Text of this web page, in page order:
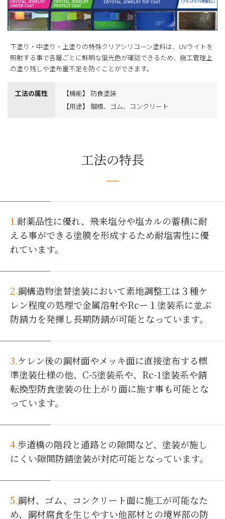
下塗り・中塗り・上塗りの特殊クリアシリコーン塗料は、UVライトを
照射する事で各層ごとに鮮明な蛍光色が確認できるため、施工管理上
の塗り残しや塗布量不足を防ぐことができます。
工法の属性
【機能】 防食塗装
【用途】 鋼橋、ゴム、コンクリート
工法の特長
1.耐薬品性に優れ、飛来塩分や塩カルの蓄積に耐
える事ができる塗膜を形成するため耐塩害性に優
れています。
2.鋼構造物塗替塗装において素地調整工は３種ケ
レン程度の処理で金属溶射やRcー１塗装系に並ぶ
防錆力を発揮し長期防錆が可能となっています。
3.ケレン後の鋼材面やメッキ面に直接塗布する標
準塗装仕様の他、C-5塗装系や、Rc-1塗装系や錆
転換型防食塗装の仕上がり面に施す事も可能とな
っています。
4.歩道橋の階段と通路との隙間など、塗装が施し
にくい隙間防錆塗装が対応可能となっています。
5.鋼材、ゴム、コンクリート面に施工が可能なた
め、鋼材腐食を生じやすい他部材との境界部の防